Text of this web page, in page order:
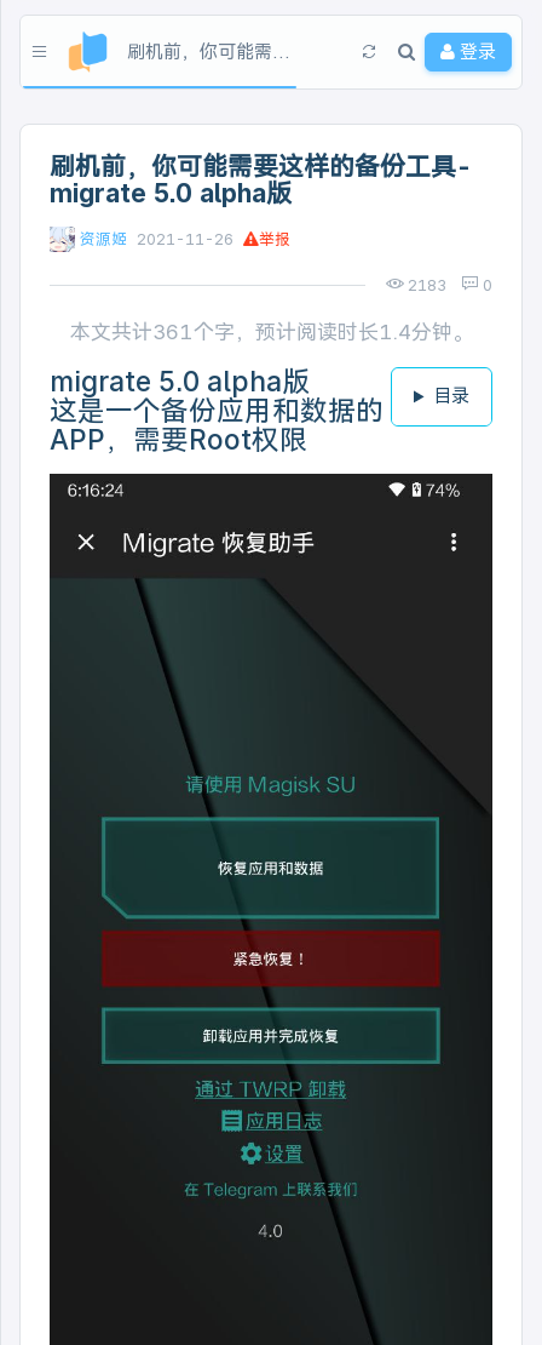
刷机前，你可能需要这样的备份工具-migrate 5.0 alpha版 登录
刷机前，你可能需要这样的备份工具-
migrate 5.0 alpha版
资源姬 2021-11-26 举报
2183 0
本文共计361个字，预计阅读时长1.4分钟。
目录
migrate 5.0 alpha版
这是一个备份应用和数据的
APP，需要Root权限